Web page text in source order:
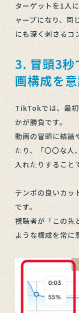
ターゲットを1人
ャープになり、同
にも深く刺さるコ
3. 冒頭3秒
画構成を
TikTokでは、最
かが勝負です。
動画の冒頭に結論
たり、「〇〇な人
入れたりすること
テンポの良いカッ
です。
視聴者が「この先
ような構成を常に